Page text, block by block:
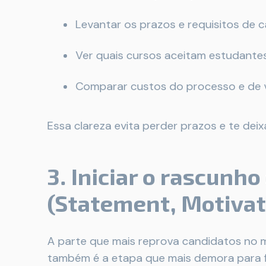
Levantar os prazos e requisitos de
Ver quais cursos aceitam
Comparar custos do processo e de
Essa clareza evita perder prazos e te
3. Iniciar o
(Statement,
A parte que mais reprova candidatos no
também é a etapa que mais demora para